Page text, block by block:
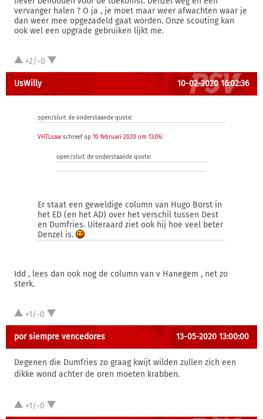
vervanger halen ? O ja , je moet maar weer afwachten waar je
dan weer mee opgezadeld gaat worden. Onze scouting kan
ook wel een upgrade gebruiken lijkt me.
+2/-0
UsWilly 10-02-2020 16:02:36
open/sluit de onderstaande quote:
VHTLsaw schreef op 10 februari 2020 om 13:06:
open/sluit de onderstaande quote:
Er staat een geweldige column van Hugo Borst in
het ED (en het AD) over het verschil tussen Dest
en Dumfries. Uiteraard ziet ook hij hoe veel beter
Denzel is.
Idd , lees dan ook nog de column van v Hanegem , net zo
sterk.
+1/-0
por siempre vencedores 13-05-2020 13:00:00
Degenen die Dumfries zo graag kwijt wilden zullen zich een
dikke wond achter de oren moeten krabben.
+1/-0